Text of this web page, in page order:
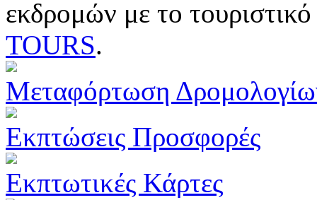
εκδρομών με το
TOURS.
Μεταφόρτωση
Εκπτώσεις Προσφορές
Εκπτωτικές Κάρτες